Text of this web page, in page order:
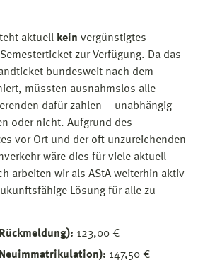
aktuell kein vergünstigtes
zur Verfügung. Da das
bundesweit nach dem
müssten ausnahmslos alle
dafür zahlen – unabhängig
oder nicht. Aufgrund des
vor Ort und der oft unzureichenden
wäre dies für viele aktuell
arbeiten wir als AStA weiterhin aktiv
Lösung für alle zu
123,00 €
147,50 €